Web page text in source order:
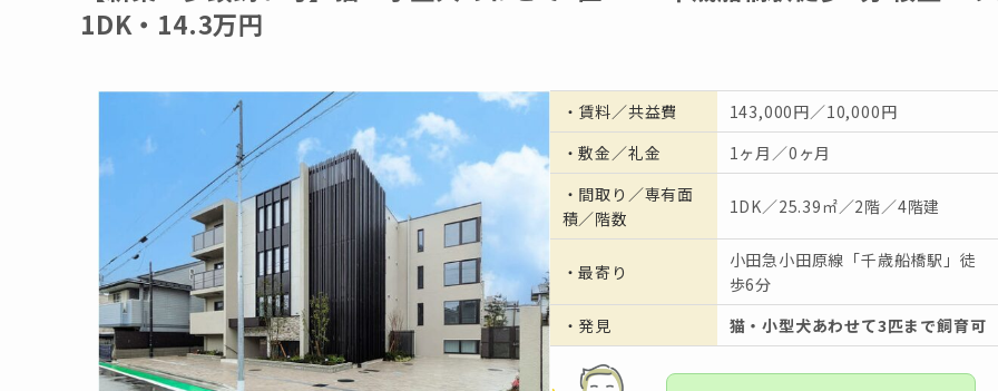
1DK・14.3万円
・ 賃料／共益費
143,000円／10,000円
・敷金／礼金
1ヶ月／0ヶ月
・間取り／専有面
積／階数
1DK／25.39㎡／2階／4階建
・最寄り
小田急小田原線「千歳船橋駅」徒
歩6分
・発見
猫・小型犬あわせて3匹まで飼育可